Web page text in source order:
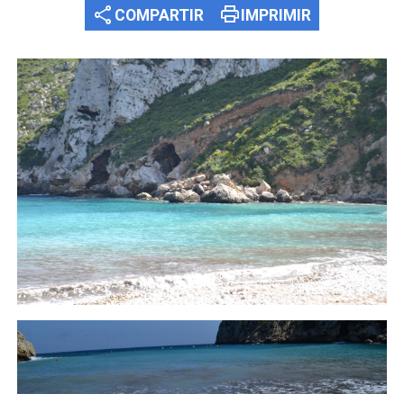
share COMPARTIR printIMPRIMIR